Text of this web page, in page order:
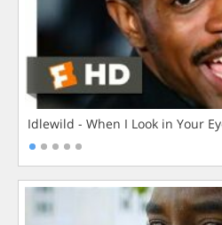
Idlewild - When I Look in Your